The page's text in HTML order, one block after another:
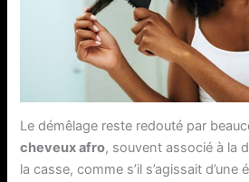
Le démêlage reste redouté par
cheveux afro, souvent associé à la
la casse, comme s’il s’agissait d’une